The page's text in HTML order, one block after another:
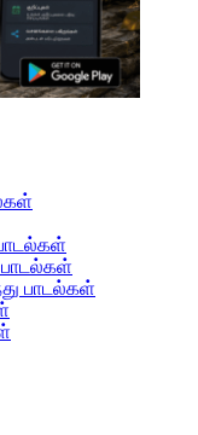
பாடல்கள்
பாடல்கள்